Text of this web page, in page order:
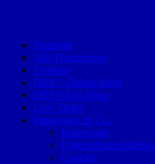
Startseite
Alle Dokumente
Termine
DESV-Online-Shop
DESV-Fan-Shop
Live-Ticker
Impressum & Co.
Impressum
Cookies